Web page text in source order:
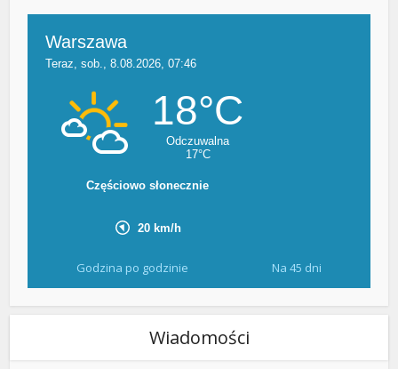
Godzina po godzinie Na 45 dni
Wiadomości